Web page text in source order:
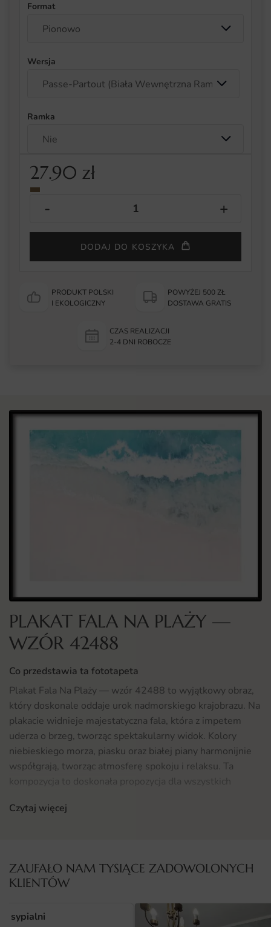
Format
Wersja
Ramka
27.90 zł
DODAJ DO KOSZYKA
PRODUKT POLSKI
I EKOLOGICZNY
POWYŻEJ 500 ZŁ
DOSTAWA GRATIS
CZAS REALIZACJI
2-4 DNI ROBOCZE
PLAKAT FALA NA PLAŻY —
WZÓR 42488
Co przedstawia ta fototapeta
Plakat Fala Na Plaży — wzór 42488 to wyjątkowy obraz,
który doskonale oddaje urok nadmorskiego krajobrazu. Na
plakacie widnieje majestatyczna fala, która z impetem
uderza o brzeg, tworząc spektakularny widok. Kolory
niebieskiego morza, piasku oraz białej piany harmonijnie
współgrają, tworząc atmosferę spokoju i relaksu. Ta
kompozycja to doskonała propozycja dla wszystkich
swojego wnętrza odrobinę wakacyjnego klimatu.
Plakat Fala Na Plaży świetnie sprawdzi się w wielu
przestrzeniach. Idealnie nadaje się do salonu, gdzie
stworzy przytulny kącik wypoczynkowy, ale również do
sypialni, wprowadzając odprężającą atmosferę. Można go
Czytaj więcej
ZAUFAŁO NAM TYSIĄCE ZADOWOLONYCH
KLIENTÓW
sypialni